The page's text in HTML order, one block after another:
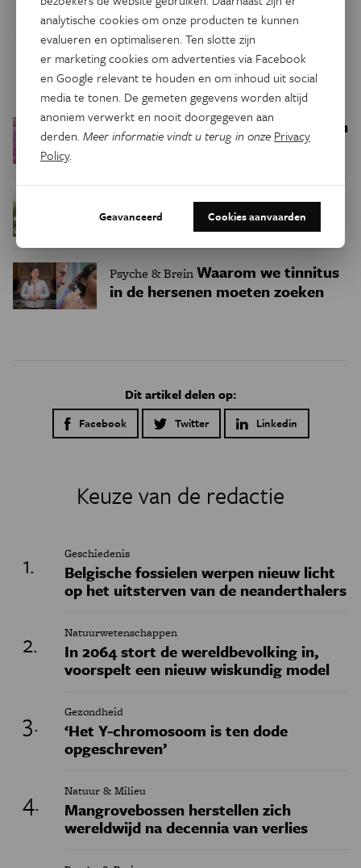
Trending
Ruimte
Een bakkerij op 400 miljoen
kilometer van de aarde
Natuur & MilieuWaar zijn
insecten in de winter?
Psyche & BreinWaarom we tinnitus
in de hersenen moeten zoeken
Dit artikel delen op:
Facebook Twitter Linkedin
Keuze van de redactie
Geschiedenis
Belgische fossielen werpen nieuw licht
op het uitsterven van de neanderthalers
Natuurwetenschappen
In 2064 stort de wereldbevolking in,
voorspelt een nieuw wiskundig model
Gezondheid
‘Het Y-chromosoom is ten dode
opgeschreven’
Natuur & Milieu
Mangrovebossen herstellen zich
wereldwijd na decennia van verlies
analytische cookies om onze producten te kunnen
evalueren en optimaliseren. Ten slotte zijn
er marketing cookies om advertenties via Facebook
en Google relevant te houden en om inhoud uit social
media te tonen. De gemeten gegevens worden altijd
anoniem verwerkt en nooit doorgegeven aan
derden.Meer informatie vindt u terug in onze Privacy
Policy.
Geavanceerd Cookies aanvaarden